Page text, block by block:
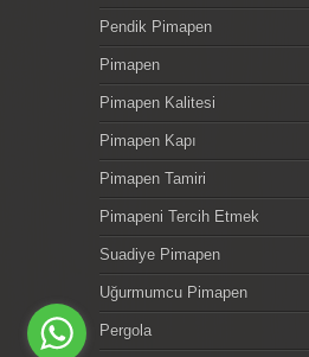
Pendik Pimapen
Pimapen
Pimapen Kalitesi
Pimapen Kapı
Pimapen Tamiri
Pimapeni Tercih Etmek
Suadiye Pimapen
Uğurmumcu Pimapen
Pergola